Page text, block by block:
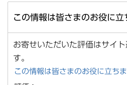
この情報は皆さまのお役に立
お寄せいただいた評価はサイ
す。
この情報は皆さまのお役に立ち